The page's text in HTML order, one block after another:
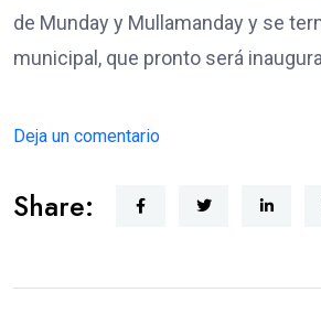
de Munday y Mullamanday y se
municipal, que pronto será
Deja un comentario
Share: